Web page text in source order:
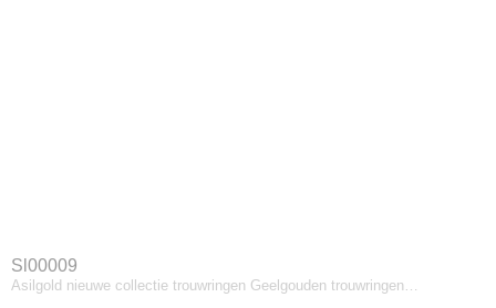
Sl00009
Asilgold nieuwe collectie trouwringen Geelgouden trouwringen…